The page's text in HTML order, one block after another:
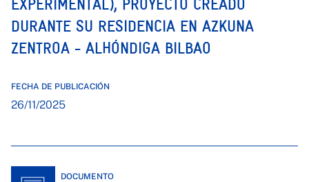
EXPERIMENTAL), PROYECTO CREADO
DURANTE SU RESIDENCIA EN AZKUNA
ZENTROA - ALHÓNDIGA BILBAO
FECHA DE PUBLICACIÓN
26/11/2025
DOCUMENTO